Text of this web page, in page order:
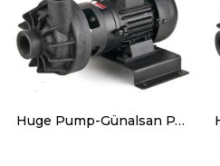
Huge Pump-Günalsan PA 6300 Plastik Gövdeli Asit Pompası Monofaze (220V) 0,37 Kw 0,50 Hp